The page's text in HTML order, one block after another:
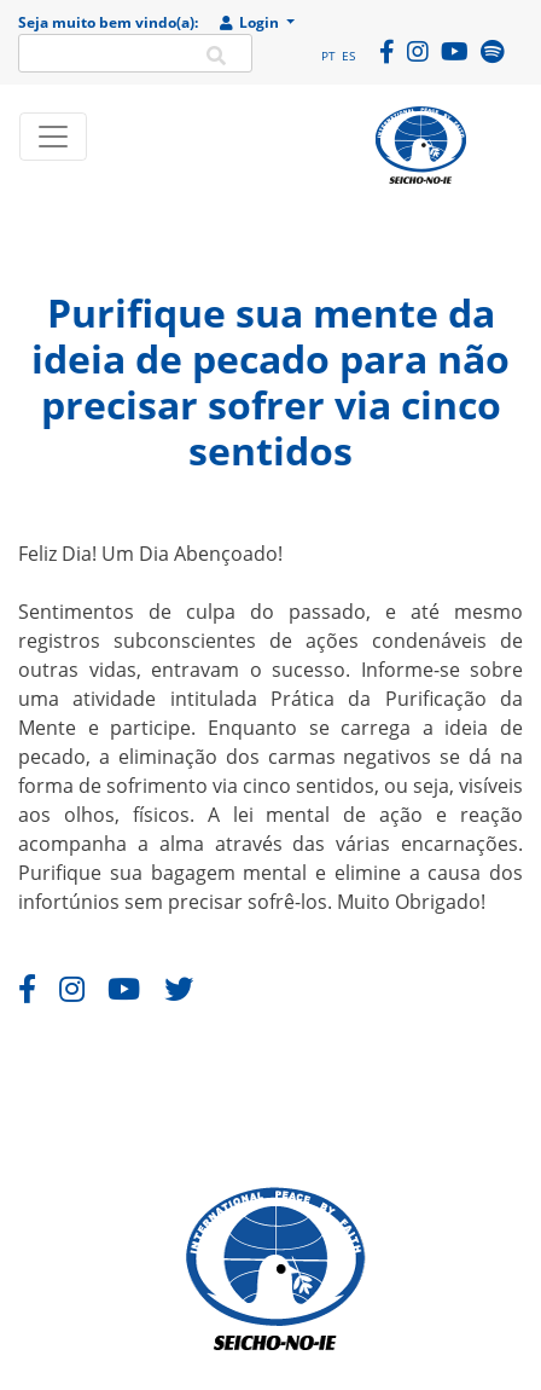
Seja muito bem vindo(a): Login
PT ES
religiosa SEICHO-
NO-IE DO BRASIL
Purifique sua mente da
ideia de pecado para não
precisar sofrer via cinco
sentidos
Feliz Dia! Um Dia Abençoado!
Sentimentos de culpa do passado, e até mesmo
registros subconscientes de ações condenáveis de
outras vidas, entravam o sucesso. Informe-se sobre
uma atividade intitulada Prática da Purificação da
Mente e participe. Enquanto se carrega a ideia de
pecado, a eliminação dos carmas negativos se dá na
forma de sofrimento via cinco sentidos, ou seja, visíveis
aos olhos, físicos. A lei mental de ação e reação
acompanha a alma através das várias encarnações.
Purifique sua bagagem mental e elimine a causa dos
infortúnios sem precisar sofrê-los. Muito Obrigado!